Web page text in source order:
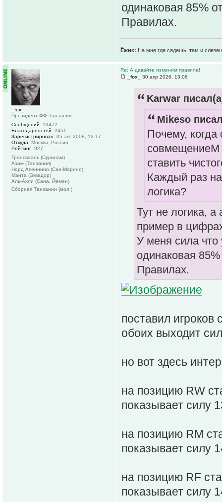
одинаковая 85%
Правилах.
Ёжик: На мне где сядешь, там и
Re: А давайте изменим правила!
_fox_
30 апр 2026, 13:06
Karwar
Mikeso
Почему, когда
совмещениеМ
ставить
Каждый раз
логика?
Тут не логика,
пример в
У меня сила
одинаковая
Правилах.
поставил
обоих выходит
но вот здесь
на позицию RW
показывает силу
на позицию RM
показывает силу
на позицию RF
показывает силу
_fox_
Президент ФФ Танзании
Сообщений: 13472
Благодарностей: 2451
Зарегистрирован: 05 авг 2008, 12:17
Откуда: Москва, Россия
Рейтинг: 927
Трансвааль (Суринам)
Азам (Танзания)
Норд Апеннино (Сан-Марино)
Манта (Эквадор)
Аль-Ахли (Сана, Йемен)
Сборная Танзании (мол.)